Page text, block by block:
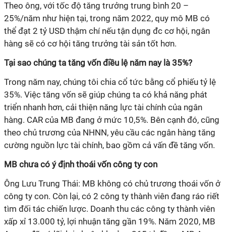
Theo ông, với tốc độ tăng trưởng trung bình 20 –
25%/năm như hiện tại, trong năm 2022, quy mô MB có
thể đạt 2 tỷ USD thậm chínếu tận dụng đc cơ hội, ngân
hàng sẽ có cơ hội tăng trưởng tài sản tốt hơn.
Tại sao chúng ta tăng vốn điều lệ năm nay là 35%?
Trong năm nay, chúng tôi chia cổ tức bằng cổ phiếu tỷ lệ
35%. Việc tăng vốn sẽ giúp chúng ta có khả năng phát
triển nhanh hơn, cải thiện năng lực tài chính của ngân
hàng. CAR của MB đang ở mức 10,5%. Bên cạnh đó, cũng
theo chủ trương của NHNN, yêu cầu các ngân hàng tăng
cường nguồn lực tài chính, bao gồm cả vấn đề tăng vốn.
MB chưa có ý định thoái vốn công ty con
Ông Lưu Trung Thái: MB không có chủ trương thoái vốn ở
công ty con. Còn lại, có 2 công ty thành viên đang ráo riết
tìm đối tác chiến lược. Doanh thu các công ty thành viên
xấp xỉ 13.000 tỷ, lợi nhuận tăng gần 19%. Năm 2020, MB